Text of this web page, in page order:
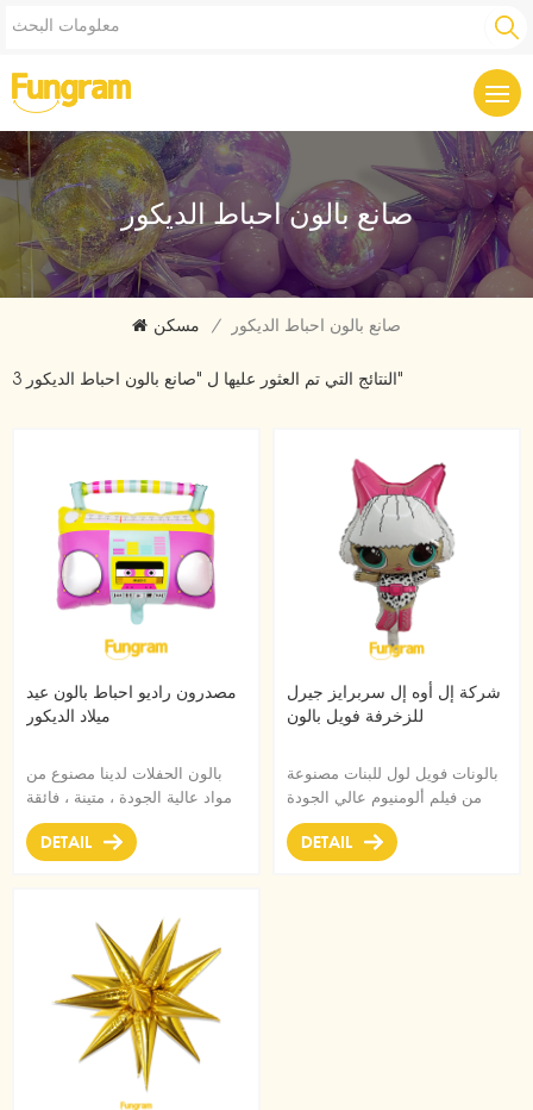
صانع بالون احباط الديكور
مسكن / صانع بالون احباط الديكور
3 النتائج التي تم العثور عليها ل "صانع بالون احباط الديكور"
مصدرون راديو احباط بالون عيد
ميلاد الديكور
بالون الحفلات لدينا مصنوع من
مواد عالية الجودة ، متينة ، فائقة
اللمعان من رقائق الألومنيوم التي
تحافظ على الشكل دون تسرب أو
DETAIL
شركة إل أوه إل سربرايز جيرل
للزخرفة فويل بالون
بالونات فويل لول للبنات مصنوعة
من فيلم ألومنيوم عالي الجودة
مناسبة لمختلف الزخارف
DETAIL